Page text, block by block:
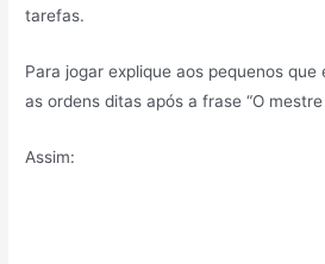
tarefas.
Para jogar explique aos pequenos
as ordens ditas após a frase “O mestre
Assim: